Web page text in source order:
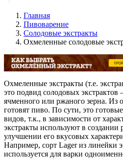
Главная
Пивоварение
Солодовые экстракты
Охмеленные солодовые
Охмеленные экстракты (т.е.
это подвид солодовых экстрактов
ячменного или ржаного зерна. Из
готовят пиво. По сути, это
видов, т.к., в зависимости от
экстракты используют в создании
улучшении его вкусовых
Например, сорт Lager из линейки
используется для варки